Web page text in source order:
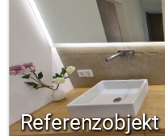
Referenzobjekt